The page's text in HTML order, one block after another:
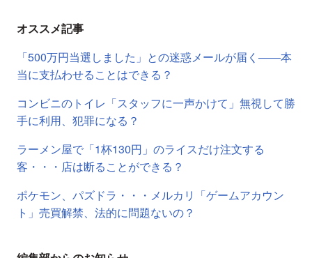
オススメ記事
「500万円当選しました」との迷惑メールが届く――本
当に支払わせることはできる？
コンビニのトイレ「スタッフに一声かけて」無視して勝
手に利用、犯罪になる？
ラーメン屋で「1杯130円」のライスだけ注文する
客・・・店は断ることができる？
ポケモン、パズドラ・・・メルカリ「ゲームアカウン
ト」売買解禁、法的に問題ないの？